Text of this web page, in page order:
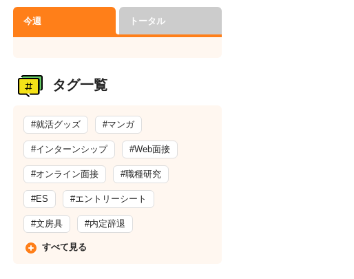
今週 トータル
タグ一覧
#就活グッズ #マンガ
#インターンシップ #Web面接
#オンライン面接 #職種研究
#ES #エントリーシート
#文房具 #内定辞退
すべて見る